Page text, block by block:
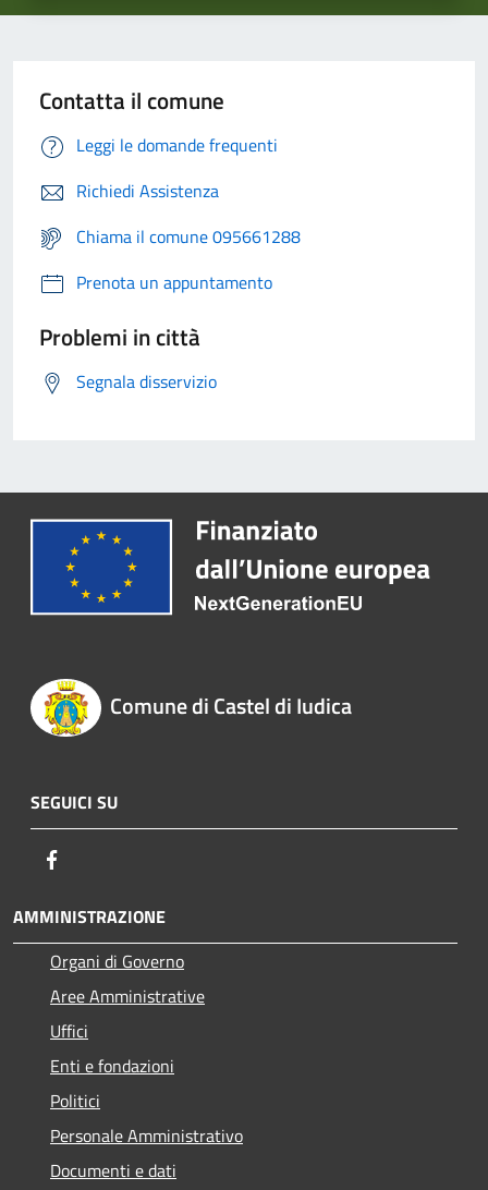
Contatta il comune
Leggi le domande frequenti
Richiedi Assistenza
Chiama il comune 095661288
Prenota un appuntamento
Problemi in città
Segnala disservizio
Comune di Castel di Iudica
SEGUICI SU
AMMINISTRAZIONE
Organi di Governo
Aree Amministrative
Uffici
Enti e fondazioni
Politici
Personale Amministrativo
Documenti e dati